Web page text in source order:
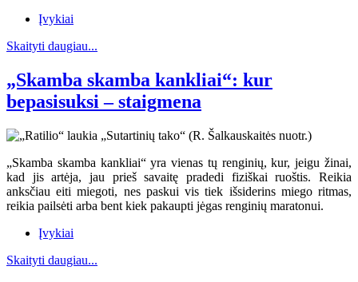
Įvykiai
Skaityti daugiau...
„Skamba skamba kankliai“: kur
bepasisuksi – staigmena
„Skamba skamba kankliai“ yra vienas tų renginių, kur, jeigu žinai,
kad jis artėja, jau prieš savaitę pradedi fiziškai ruoštis. Reikia
anksčiau eiti miegoti, nes paskui vis tiek išsiderins miego ritmas,
reikia pailsėti arba bent kiek pakaupti jėgas renginių maratonui.
Įvykiai
Skaityti daugiau...